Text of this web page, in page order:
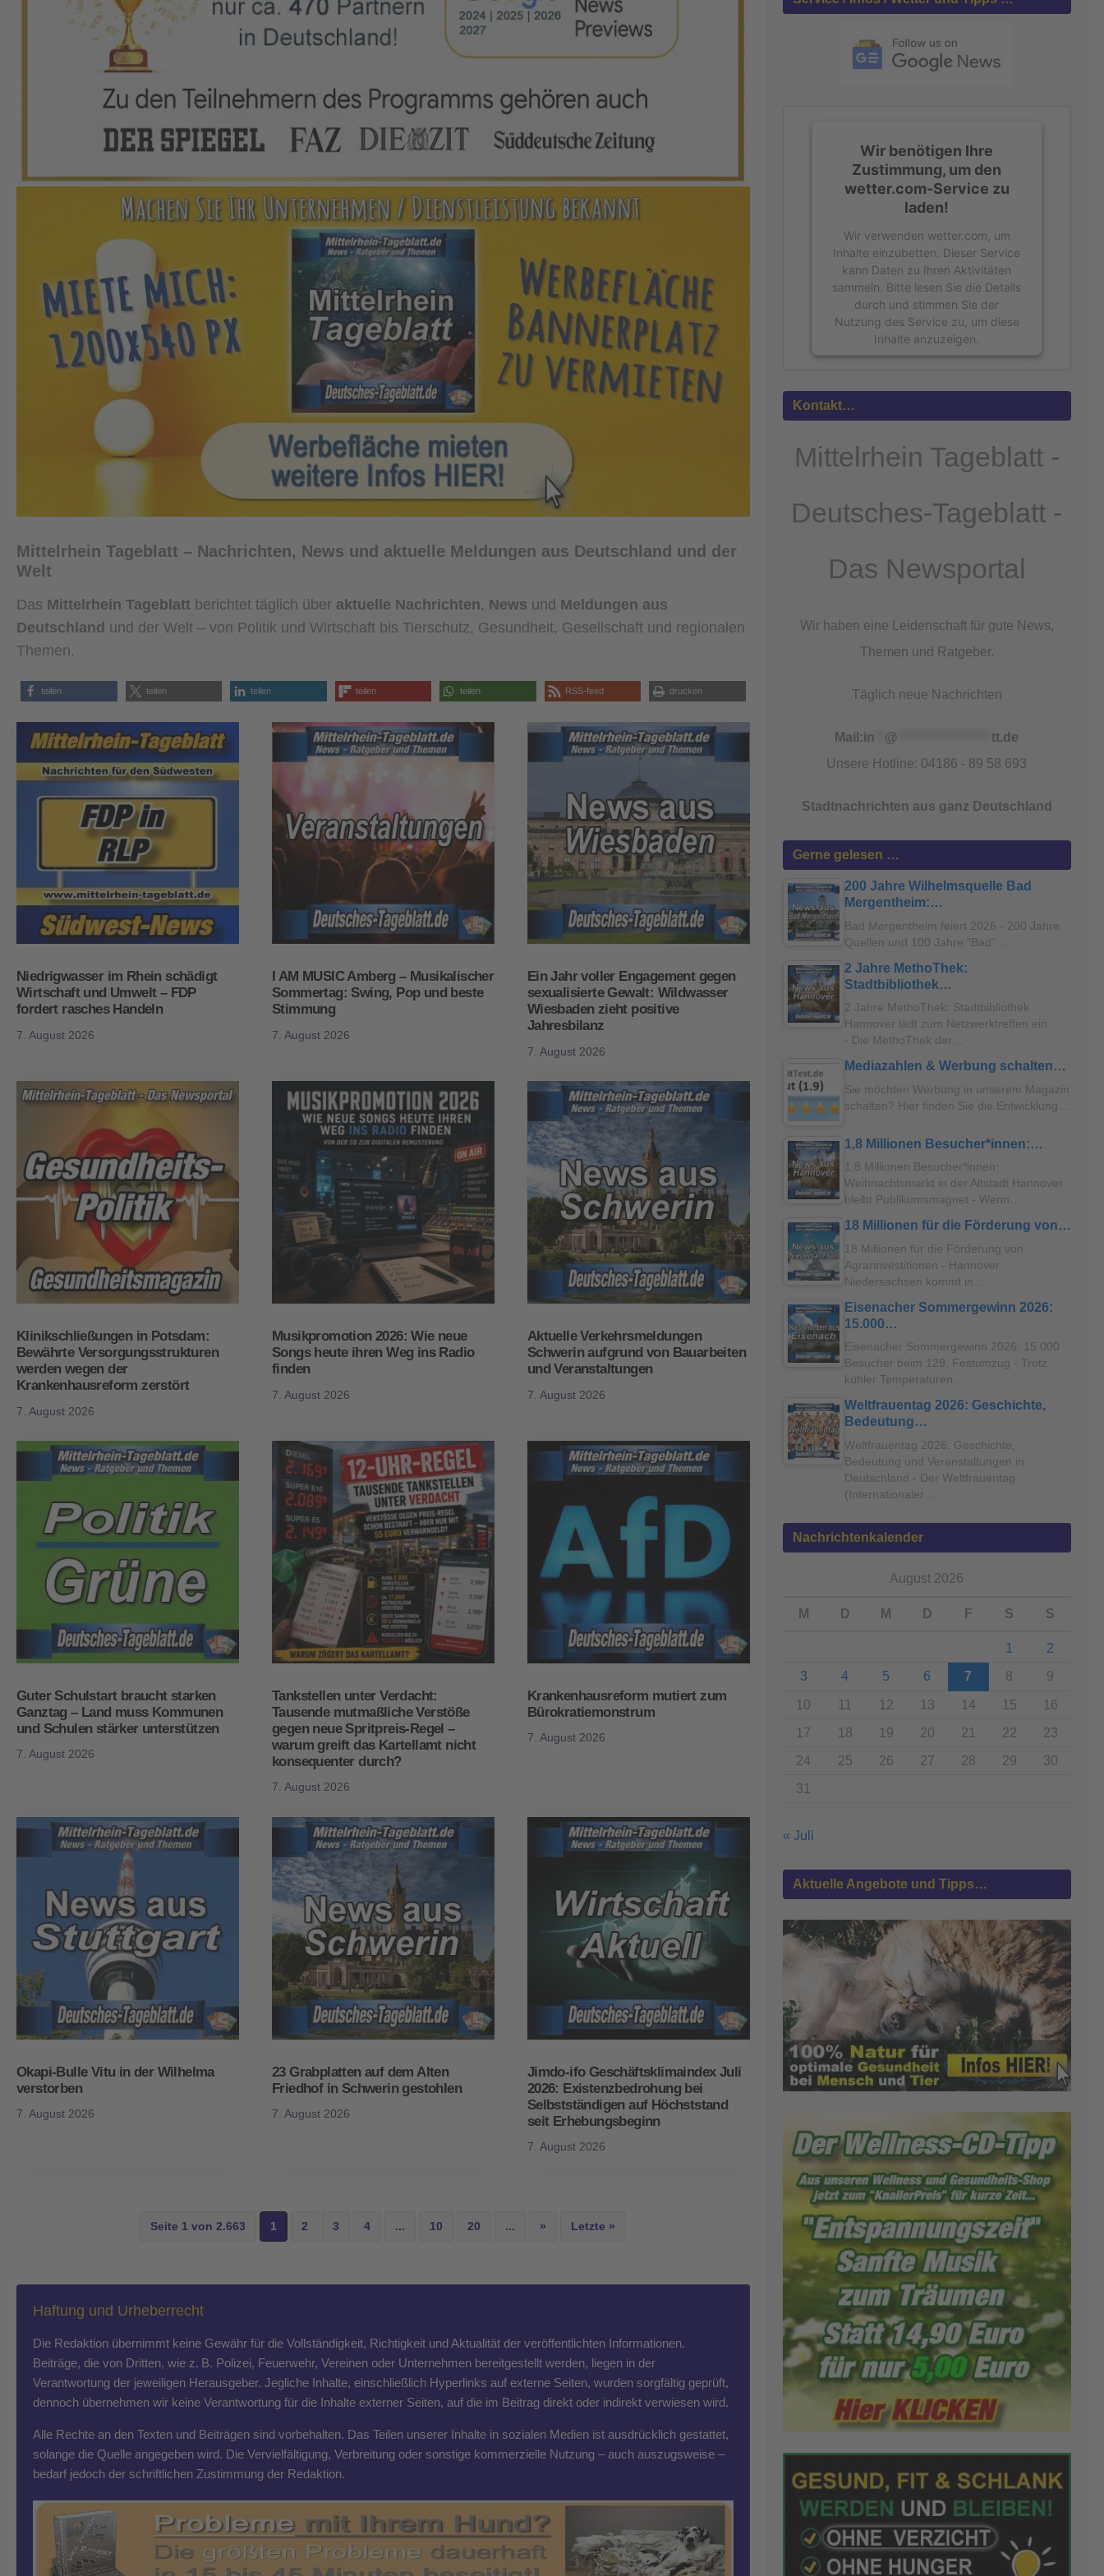
Mittelrhein Tageblatt – Nachrichten, News und aktuelle Meldungen aus Deutschland und der
Welt
Das Mittelrhein Tageblatt berichtet täglich über aktuelle Nachrichten, News und Meldungen aus
Deutschland und der Welt – von Politik und Wirtschaft bis Tierschutz, Gesundheit, Gesellschaft und regionalen
Themen.
teilen teilen teilen teilen teilen RSS-feed drucken
Niedrigwasser im Rhein schädigt
Wirtschaft und Umwelt – FDP
fordert rasches Handeln
7. August 2026
I AM MUSIC Amberg – Musikalischer
Sommertag: Swing, Pop und beste
Stimmung
7. August 2026
Ein Jahr voller Engagement gegen
sexualisierte Gewalt: Wildwasser
Wiesbaden zieht positive
Jahresbilanz
7. August 2026
Klinikschließungen in Potsdam:
Bewährte Versorgungsstrukturen
werden wegen der
Krankenhausreform zerstört
7. August 2026
Musikpromotion 2026: Wie neue
Songs heute ihren Weg ins Radio
finden
7. August 2026
Aktuelle Verkehrsmeldungen
Schwerin aufgrund von Bauarbeiten
und Veranstaltungen
7. August 2026
Guter Schulstart braucht starken
Ganztag – Land muss Kommunen
und Schulen stärker unterstützen
7. August 2026
Tankstellen unter Verdacht:
Tausende mutmaßliche Verstöße
gegen neue Spritpreis-Regel –
warum greift das Kartellamt nicht
konsequenter durch?
7. August 2026
Krankenhausreform mutiert zum
Bürokratiemonstrum
7. August 2026
Okapi-Bulle Vitu in der Wilhelma
verstorben
7. August 2026
23 Grabplatten auf dem Alten
Friedhof in Schwerin gestohlen
7. August 2026
Jimdo-ifo Geschäftsklimaindex Juli
2026: Existenzbedrohung bei
Selbstständigen auf Höchststand
seit Erhebungsbeginn
7. August 2026
Seite 1 von 2.663 1 2 3 4 ... 10 20 ... » Letzte »
Haftung und Urheberrecht
Die Redaktion übernimmt keine Gewähr für die Vollständigkeit, Richtigkeit und Aktualität der veröffentlichten Informationen.
Beiträge, die von Dritten, wie z. B. Polizei, Feuerwehr, Vereinen oder Unternehmen bereitgestellt werden, liegen in der
Verantwortung der jeweiligen Herausgeber. Jegliche Inhalte, einschließlich Hyperlinks auf externe Seiten, wurden sorgfältig geprüft,
dennoch übernehmen wir keine Verantwortung für die Inhalte externer Seiten, auf die im Beitrag direkt oder indirekt verwiesen wird.
Alle Rechte an den Texten und Beiträgen sind vorbehalten. Das Teilen unserer Inhalte in sozialen Medien ist ausdrücklich gestattet,
solange die Quelle angegeben wird. Die Vervielfältigung, Verbreitung oder sonstige kommerzielle Nutzung – auch auszugsweise –
bedarf jedoch der schriftlichen Zustimmung der Redaktion.
Wir benötigen Ihre
Zustimmung, um den
wetter.com-Service zu
laden!
Wir verwenden wetter.com, um
Inhalte einzubetten. Dieser Service
kann Daten zu Ihren Aktivitäten
sammeln. Bitte lesen Sie die Details
durch und stimmen Sie der
Nutzung des Service zu, um diese
Inhalte anzuzeigen.
Informationen
Akzeptieren
powered byUsercentrics Consent
Management Platform&eRecht24
Kontakt…
Mittelrhein Tageblatt -
Deutsches-Tageblatt -
Das Newsportal
Wir haben eine Leidenschaft für gute News,
Themen und Ratgeber.
Täglich neue Nachrichten
Mail:in @ *******************tt.de
Unsere Hotline: 04186 - 89 58 693
Stadtnachrichten aus ganz Deutschland
Gerne gelesen …
200 Jahre Wilhelmsquelle Bad
Mergentheim:…
Bad Mergentheim feiert 2026 - 200 Jahre
Quellen und 100 Jahre "Bad"…
2 Jahre MethoThek:
Stadtbibliothek…
2 Jahre MethoThek: Stadtbibliothek
Hannover lädt zum Netzwerktreffen ein
- Die MethoThek der…
Mediazahlen & Werbung schalten…
Sie möchten Werbung in unserem Magazin
schalten? Hier finden Sie die Entwicklung…
1,8 Millionen Besucher*innen:…
1,8 Millionen Besucher*innen:
Weihnachtsmarkt in der Altstadt Hannover
bleibt Publikumsmagnet - Wenn…
18 Millionen für die Förderung von…
18 Millionen für die Förderung von
Agrarinvestitionen - Hannover.
Niedersachsen kommt in…
Eisenacher Sommergewinn 2026:
15.000…
Eisenacher Sommergewinn 2026: 15.000
Besucher beim 129. Festumzug - Trotz
kühler Temperaturen…
Weltfrauentag 2026: Geschichte,
Bedeutung…
Weltfrauentag 2026: Geschichte,
Bedeutung und Veranstaltungen in
Deutschland - Der Weltfrauentag
(Internationaler…
Nachrichtenkalender
August 2026
M D M D F S S
1
2
3
4 5 6 7 8 9
10 11 12 13 14 15
16
17
18 19 20 21 22
23
24
25 26 27 28 29
30
31
« Juli
Aktuelle Angebote und Tipps…